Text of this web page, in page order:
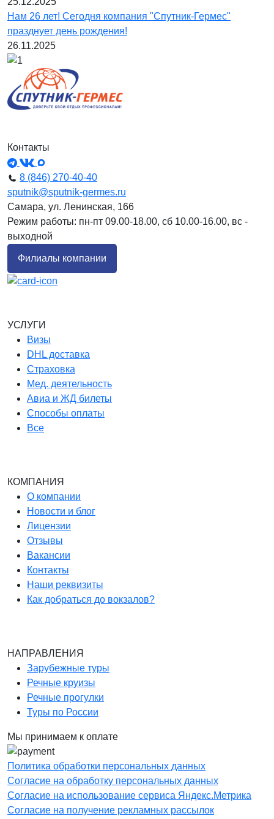
Нам 26 лет! Сегодня компания "Спутник-Гермес"
празднует день рождения!
26.11.2025
УСЛУГИ
Визы
DHL доставка
Страховка
Мед. деятельность
Авиа и ЖД билеты
Способы оплаты
Все
КОМПАНИЯ
О компании
Новости и блог
Лицензии
Отзывы
Вакансии
Контакты
Наши реквизиты
Как добраться до вокзалов?
НАПРАВЛЕНИЯ
Зарубежные туры
Речные круизы
Речные прогулки
Туры по России
Мы принимаем к оплате
Контакты
8 (846) 270-40-40
sputnik@sputnik-germes.ru
Самара, ул. Ленинская, 166
Режим работы: пн-пт 09.00-18.00, сб 10.00-16.00, вс -
выходной
Филиалы компании
Политика обработки персональных данных
Согласие на обработку персональных данных
Согласие на использование сервиса Яндекс.Метрика
Согласие на получение рекламных рассылок